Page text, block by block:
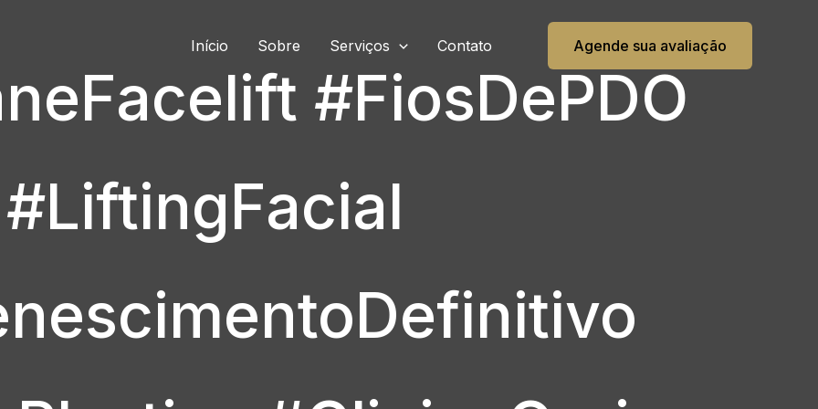
Início Sobre Serviços Contato Agende sua avaliação
#FiosDePDO
#LiftingFacial